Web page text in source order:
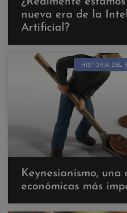
nueva era de la
Artificial?
HISTORIA DEL
Keynesianismo, una
económicas más